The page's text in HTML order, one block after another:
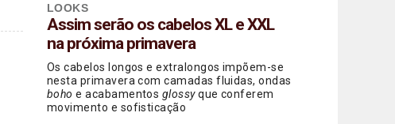
LOOKS
Assim serão os cabelos XL e XXL
na próxima primavera
Os cabelos longos e extralongos impõem-se
nesta primavera com camadas fluidas, ondas
boho e acabamentos glossyque conferem
movimento e sofisticação